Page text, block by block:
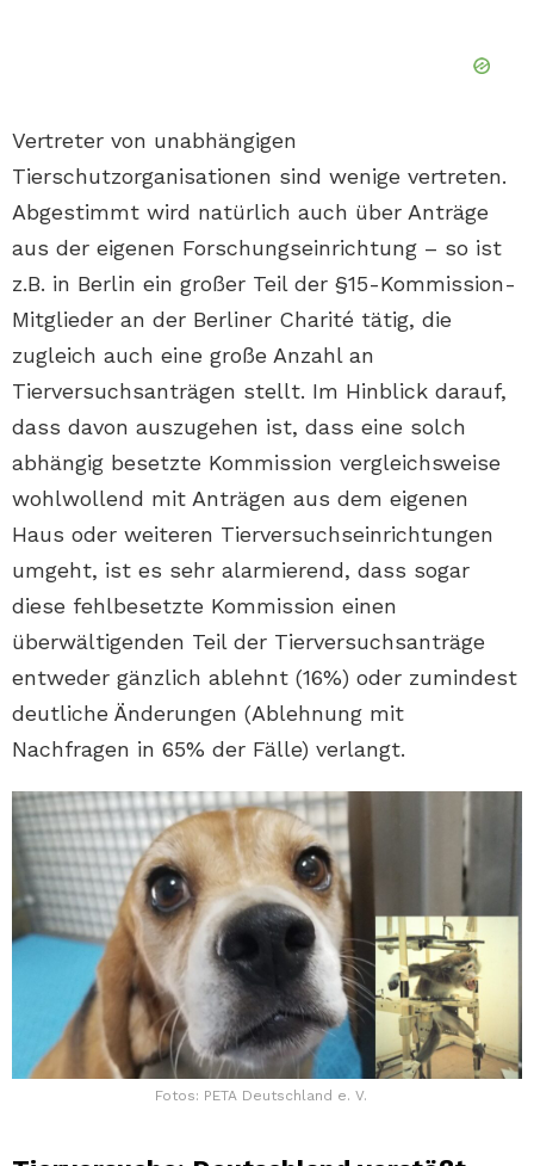
Vertreter von unabhängigen
Tierschutzorganisationen sind wenige vertreten.
Abgestimmt wird natürlich auch über Anträge
aus der eigenen Forschungseinrichtung – so ist
z.B. in Berlin ein großer Teil der §15-Kommission-
Mitglieder an der Berliner Charité tätig, die
zugleich auch eine große Anzahl an
Tierversuchsanträgen stellt. Im Hinblick darauf,
dass davon auszugehen ist, dass eine solch
abhängig besetzte Kommission vergleichsweise
wohlwollend mit Anträgen aus dem eigenen
Haus oder weiteren Tierversuchseinrichtungen
umgeht, ist es sehr alarmierend, dass sogar
diese fehlbesetzte Kommission einen
überwältigenden Teil der Tierversuchsanträge
entweder gänzlich ablehnt (16%) oder zumindest
deutliche Änderungen (Ablehnung mit
Nachfragen in 65% der Fälle) verlangt.
Fotos: PETA Deutschland e. V.